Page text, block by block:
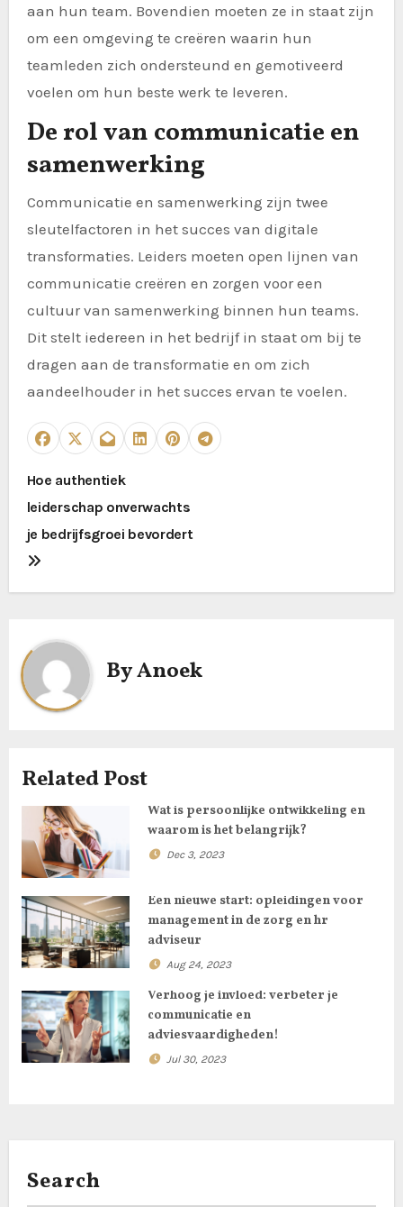
aan hun team. Bovendien moeten ze in staat zijn
om een omgeving te creëren waarin hun
teamleden zich ondersteund en gemotiveerd
voelen om hun beste werk te leveren.
De rol van communicatie en
samenwerking
Communicatie en samenwerking zijn twee
sleutelfactoren in het succes van digitale
transformaties. Leiders moeten open lijnen van
communicatie creëren en zorgen voor een
cultuur van samenwerking binnen hun teams.
Dit stelt iedereen in het bedrijf in staat om bij te
dragen aan de transformatie en om zich
aandeelhouder in het succes ervan te voelen.
P
o
s
t
n
a
v
g
a
t
i
o
n
Hoe authentiek
leiderschap onverwachts
je bedrijfsgroei bevordert
ByAnoek
Related Post
Wat is persoonlijke ontwikkeling en
waarom is het belangrijk?
Dec 3, 2023
Een nieuwe start: opleidingen voor
management in de zorg en hr
adviseur
Aug 24, 2023
Verhoog je invloed: verbeter je
communicatie en
adviesvaardigheden!
Jul 30, 2023
Search